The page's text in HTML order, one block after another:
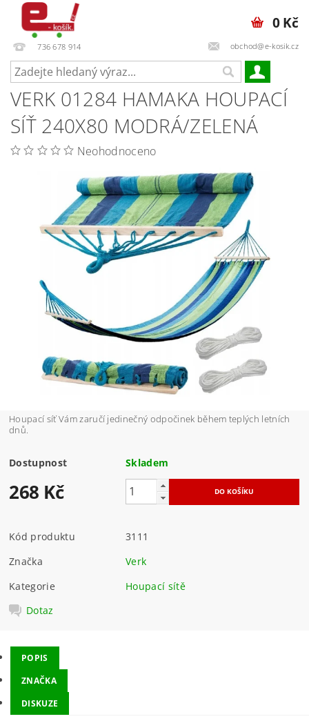
736 678 914 obchod@e-kosik.cz
0 Kč
VERK 01284 HAMAKA HOUPACÍ
SÍŤ 240X80 MODRÁ/ZELENÁ
Neohodnoceno
Houpací síť Vám zaručí jedinečný odpočinek během teplých letních
dnů.
Dostupnost Skladem
268 Kč
Kód produktu
3111
Značka
Verk
Kategorie
Houpací sítě
Dotaz
POPIS
ZNAČKA
DISKUZE